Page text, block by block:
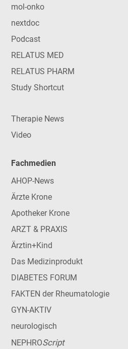
mol-onko
nextdoc
Podcast
RELATUS MED
RELATUS PHARM
Study Shortcut
Therapie News
Video
Fachmedien
AHOP-News
Ärzte Krone
Apotheker Krone
ARZT & PRAXIS
Ärztin+Kind
Das Medizinprodukt
DIABETES FORUM
FAKTEN der Rheumatologie
GYN-AKTIV
neurologisch
NEPHROScript